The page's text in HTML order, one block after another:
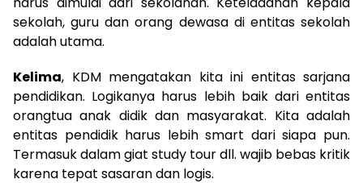
sekolah, guru dan orang dewasa di entitas sekolah
adalah utama.
Kelima, KDM mengatakan kita ini entitas sarjana
pendidikan. Logikanya harus lebih baik dari entitas
orangtua anak didik dan masyarakat. Kita adalah
entitas pendidik harus lebih smart dari siapa pun.
Termasuk dalam giat study tour dll. wajib bebas kritik
karena tepat sasaran dan logis.